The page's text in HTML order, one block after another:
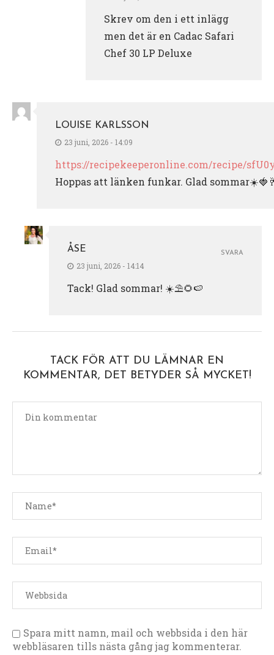
Skrev om den i ett inlägg
men det är en Cadac Safari
Chef 30 LP Deluxe
LOUISE KARLSSON
23 juni, 2026 - 14:09
https://recipekeeperonline.com/recipe/
Hoppas att länken funkar. Glad
ÅSE
23 juni, 2026 - 14:14
Tack! Glad sommar! ☀️⛱️🌻🍉
SVARA
TACK FÖR ATT DU LÄMNAR EN
KOMMENTAR, DET BETYDER SÅ MYCKET!
Spara mitt namn, mail och webbsida i den här
webbläsaren tills nästa gång jag kommenterar.